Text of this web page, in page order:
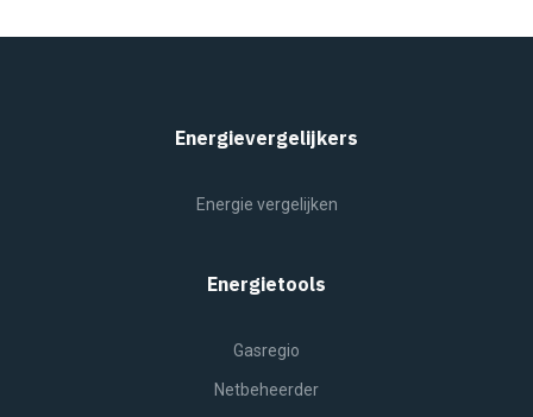
Energievergelijkers
Energie vergelijken
Energietools
Gasregio
Netbeheerder